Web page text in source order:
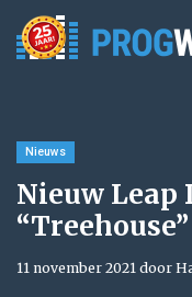
Nieuws
Nieuw Leap
“Treehouse”
11 november 2021 door